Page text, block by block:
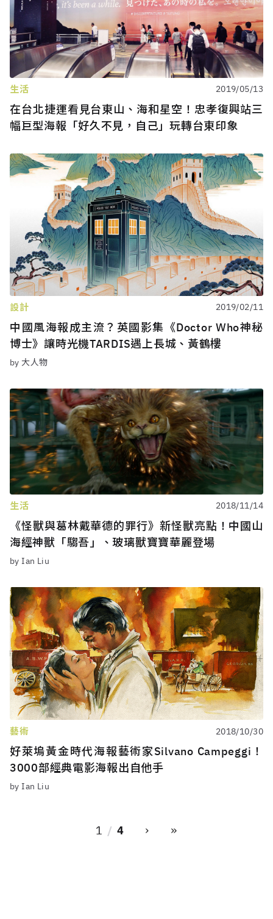
生活 2019/05/13
在台北捷運看見台東山、海和星空！忠孝復興站三
幅巨型海報「好久不見，自己」玩轉台東印象
設計 2019/02/11
中國風海報成主流？英國影集《Doctor Who神秘
博士》讓時光機TARDIS遇上長城、黃鶴樓
by 大人物
生活 2018/11/14
《怪獸與葛林戴華德的罪行》新怪獸亮點！中國山
海經神獸「騶吾」、玻璃獸寶寶華麗登場
by Ian Liu
藝術 2018/10/30
好萊塢黃金時代海報藝術家Silvano Campeggi！
3000部經典電影海報出自他手
by Ian Liu
› »
1 4